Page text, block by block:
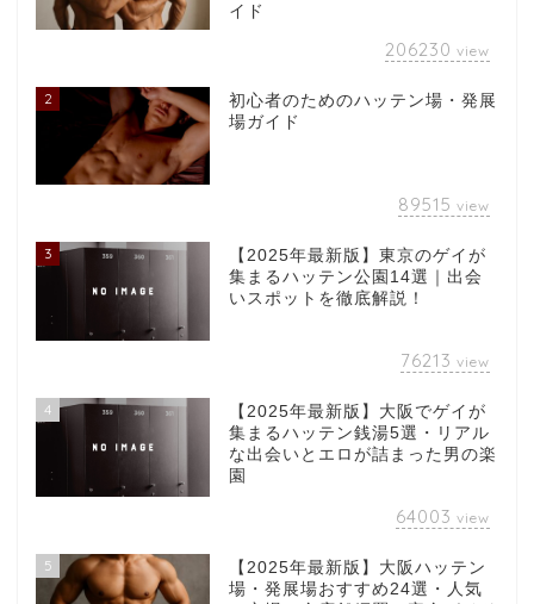
イド
206230 view
2
初心者のためのハッテン場・発展
場ガイド
89515 view
3
【2025年最新版】東京のゲイが
集まるハッテン公園14選｜出会
いスポットを徹底解説！
76213 view
4
【2025年最新版】大阪でゲイが
集まるハッテン銭湯5選・リアル
な出会いとエロが詰まった男の楽
園
64003 view
5
【2025年最新版】大阪ハッテン
場・発展場おすすめ24選・人気